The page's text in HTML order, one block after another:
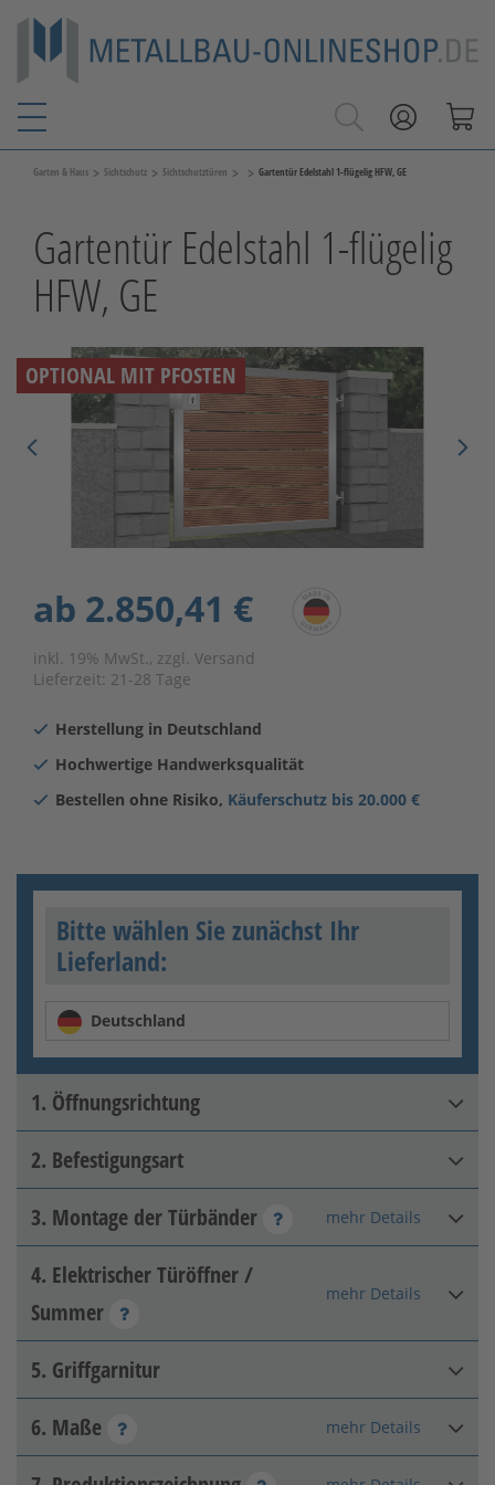
Garten & Haus > Sichtschutz > Sichtschutztüren > > Gartentür Edelstahl 1-flügelig HFW, GE
Gartentür Edelstahl 1-flügelig
HFW, GE
OPTIONAL MIT PFOSTEN
ab 2.850,41 €
inkl. 19% MwSt., zzgl. Versand
Lieferzeit: 21-28 Tage
Herstellung in Deutschland
Hochwertige Handwerksqualität
Bestellen ohne Risiko, Käuferschutz bis 20.000 €
Bitte wählen Sie zunächst Ihr
Lieferland:
Deutschland
1. Öffnungsrichtung
2. Befestigungsart
Pfeiler-Pfeiler
[+79,28 €]
3. Montage der Türbänder mehr Details
Rückseitig mit 2D-Band
4. Elektrischer Türöffner /
Summer
mehr Details
Bitte Option wählen:
5. Griffgarnitur
Knaufset (Edelstahl)
6. Maße mehr Details